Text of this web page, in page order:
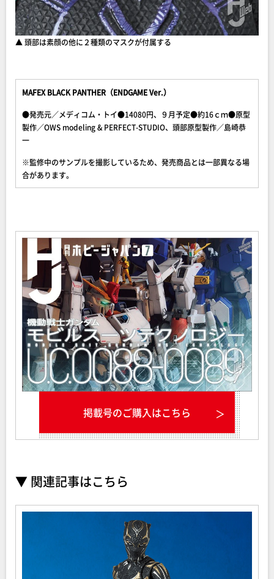
▲ 頭部は素顔の他に２種類のマスクが付属する
MAFEX BLACK PANTHER（ENDGAME Ver.）
●発売元／メディコム・トイ●14080円、９月予定●約16ｃｍ●原型
製作／OWS modeling & PERFECT-STUDIO、頭部原型製作／島崎恭
一
※監修中のサンプルを撮影しているため、発売商品とは一部異なる場
合があります。
掲載号のご購入はこちら
▼ 関連記事はこちら